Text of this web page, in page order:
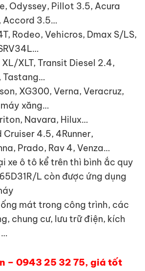
Odyssey, Pillot 3.5, Acura
Accord 3.5…
Rodeo, Vehicros, Dmax S/LS,
XL/XLT, Transit Diesel 2.4,
Tastang…
XG300, Verna, Veracruz,
xăng…
Navara, Hilux…
Cruiser 4.5, 4Runner,
Prado, Rav 4, Venza…
xe ô tô kể trên thì bình ắc quy
L còn được ứng dụng
mát trong công trình, các
chung cư, lưu trữ điện, kích
…
– 0943 25 32 75, giá tốt